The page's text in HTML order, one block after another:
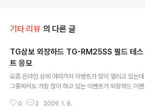
기타 리뷰 의 다른 글
TG삼보 외장하드 TG-RM25SS 필드 테스
트 응모
요즘 온라인 상에 여러가지 이벤트가 많이 열리고 있는데
그중에서도 가장 많이 하고 있는 이벤트가 외장하드 이벤
고 이벤트에 참여했습니다만, 아쉽게도 당첨되지 못했습니
0 2 2009. 1. 8.